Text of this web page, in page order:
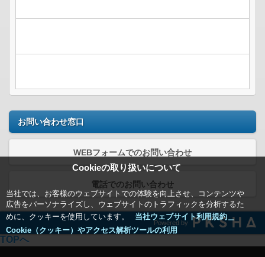
Cookieの取り扱いについて
当社では、お客様のウェブサイトでの体験を向上させ、コンテンツや
広告をパーソナライズし、ウェブサイトのトラフィックを分析するた
めに、クッキーを使用しています。
当社ウェブサイト利用規約＿
Cookie（クッキー）やアクセス解析ツールの利用
お問い合わせ窓口
WEBフォームでのお問い合わせ
電話でのお問い合わせ
Powered by
TOPへ